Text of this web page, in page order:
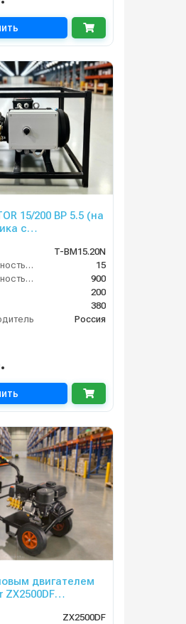
15/200 ВР 5.5 (на
с
T-BM15.20N
Производительность (л/мин)
15
Производительность (л/ч)
900
200
380
Россия
двигателем
ZX2500DF
ZX2500DF